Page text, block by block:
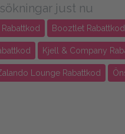
just nu
Booztlet Rabattkod
Kjell & Company
Lounge Rabattkod